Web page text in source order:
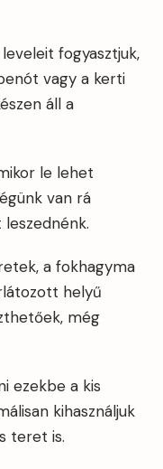
fogyasztjuk,
vagy a kerti
áll a
le lehet
van rá
a fokhagyma
helyű
még
ezekbe a kis
kihasználjuk
teret is.